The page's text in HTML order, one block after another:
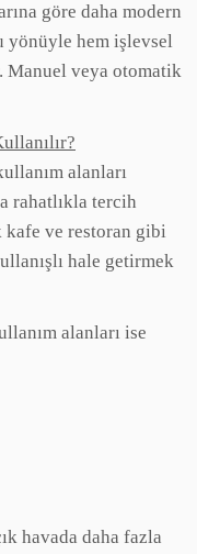
göre daha modern
yönüyle hem işlevsel
Manuel veya otomatik
alanları
rahatlıkla tercih
kafe ve restoran gibi
hale getirmek
alanları ise
havada daha fazla